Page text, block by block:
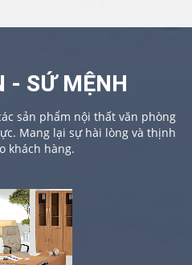
- SỨ MỆNH
sản phẩm nội thất văn phòng
Mang lại sự hài lòng và thịnh
khách hàng.